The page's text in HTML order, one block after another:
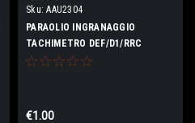
Sku: AAU2304
PARAOLIO INGRANAGGIO
TACHIMETRO DEF/D1/RRC
€1.00